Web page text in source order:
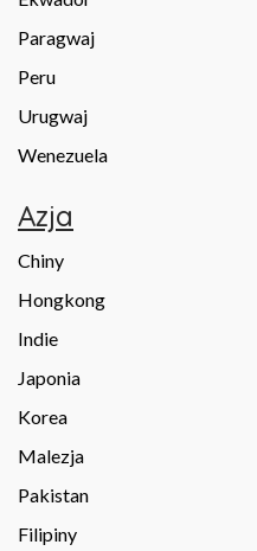
Paragwaj
Peru
Urugwaj
Wenezuela
Azja
Chiny
Hongkong
Indie
Japonia
Korea
Malezja
Pakistan
Filipiny